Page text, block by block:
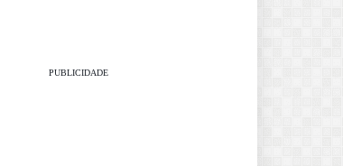
PUBLICIDADE